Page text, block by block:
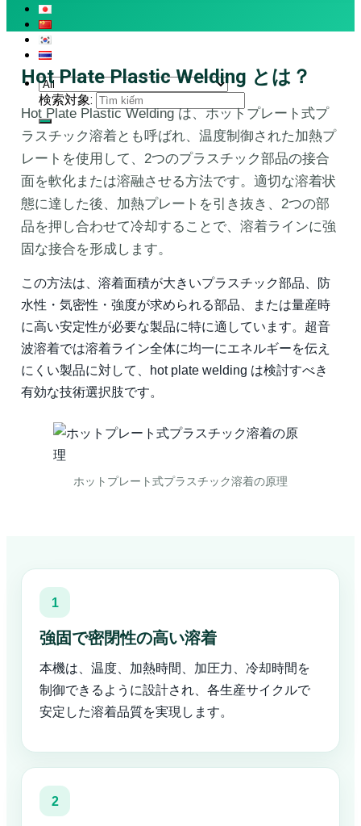
検索対象:
Hot Plate Plastic Welding とは？
Hot Plate Plastic Welding は、ホットプレート式プ
ラスチック溶着とも呼ばれ、温度制御された加熱プ
レートを使用して、2つのプラスチック部品の接合
面を軟化または溶融させる方法です。適切な溶着状
態に達した後、加熱プレートを引き抜き、2つの部
品を押し合わせて冷却することで、溶着ラインに強
固な接合を形成します。
この方法は、溶着面積が大きいプラスチック部品、防
水性・気密性・強度が求められる部品、または量産時
に高い安定性が必要な製品に特に適しています。超音
波溶着では溶着ライン全体に均一にエネルギーを伝え
にくい製品に対して、hot plate welding は検討すべき
有効な技術選択肢です。
ホットプレート式プラスチック溶着の原理
1
強固で密閉性の高い溶着
本機は、温度、加熱時間、加圧力、冷却時間を
制御できるように設計され、各生産サイクルで
安定した溶着品質を実現します。
2